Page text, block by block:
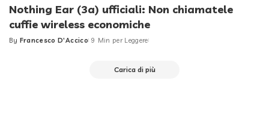
Nothing Ear (3a) ufficiali: Non chiamatele
cuffie wireless economiche
Posted
By Francesco D'Accico 9 Min per Leggere
Carica di più